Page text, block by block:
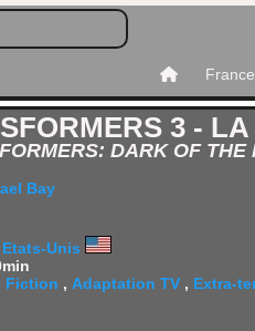
France
3 -
DARK OF THE
Bay
Etats-Unis
Fiction , Adaptation TV , Extra-